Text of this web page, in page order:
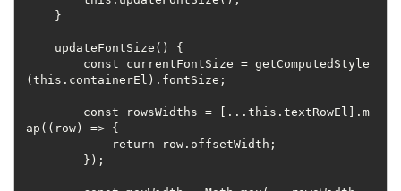
    }
    updateFontSize() {
(this.containerEl).fontSize;
ap((row) => {
            return row.offsetWidth;
        });